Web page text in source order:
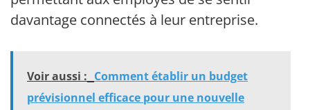
davantage connectés à leur entreprise.
Voir aussi : Comment établir un budget
prévisionnel efficace pour une nouvelle